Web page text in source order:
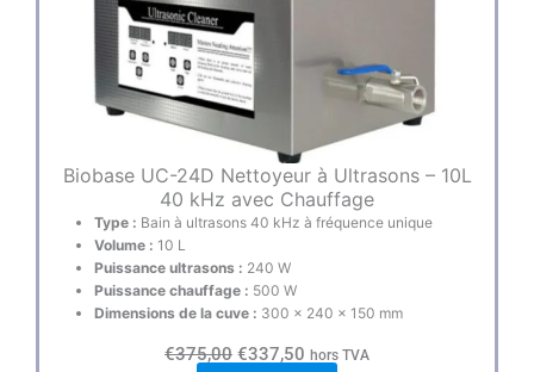
Biobase UC-24D Nettoyeur à Ultrasons – 10L
40 kHz avec Chauffage
Type : Bain à ultrasons 40 kHz à fréquence unique
Volume : 10 L
Puissance ultrasons : 240 W
Puissance chauffage : 500 W
Dimensions de la cuve : 300 × 240 × 150 mm
€375,00 L
€337,50 Lhors TVA